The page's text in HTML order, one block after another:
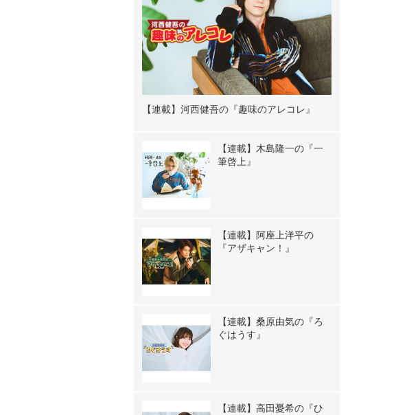
【連載】河西健吾の『趣味のアレコレ』
【連載】木島隆一の『一
筆啓上』
【連載】阿座上洋平の
『アザキャン！』
【連載】桑原由気の『ろ
ぐはうす』
【連載】高田憂希の『ひ